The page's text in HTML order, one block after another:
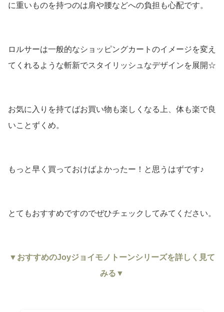
に重いものを持つのは肩や腰などへの負担も心配です。
ロルサーは一般的なショッピングカートのイメージを変え
てくれるような斬新でスタイリッシュなデザインを展開☆
お気に入りを持てばお買い物も楽しくなる上、体も楽で良
いことずくめ。
もっと早く買っておけばよかったー！と思うはずです♪
とてもおすすめですのでぜひチェックしてみてください。
▼おすすめのJoyジョイモノトーンシリーズを詳しく見て
みる▼